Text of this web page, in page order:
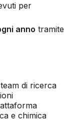
per
anno tramite
di ricerca
e chimica